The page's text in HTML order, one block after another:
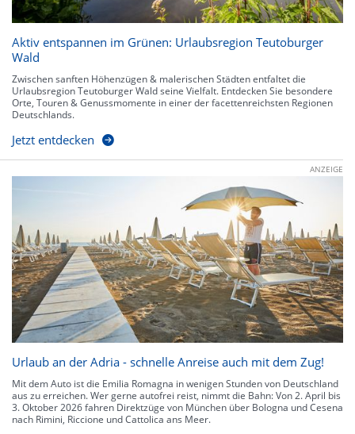
Aktiv entspannen im Grünen: Urlaubsregion Teutoburger
Wald
Zwischen sanften Höhenzügen & malerischen Städten entfaltet die
Urlaubsregion Teutoburger Wald seine Vielfalt. Entdecken Sie besondere
Orte, Touren & Genussmomente in einer der facettenreichsten Regionen
Deutschlands.
Jetzt entdecken
ANZEIGE
Urlaub an der Adria - schnelle Anreise auch mit dem Zug!
Mit dem Auto ist die Emilia Romagna in wenigen Stunden von Deutschland
aus zu erreichen. Wer gerne autofrei reist, nimmt die Bahn: Von 2. April bis
3. Oktober 2026 fahren Direktzüge von München über Bologna und Cesena
nach Rimini, Riccione und Cattolica ans Meer.